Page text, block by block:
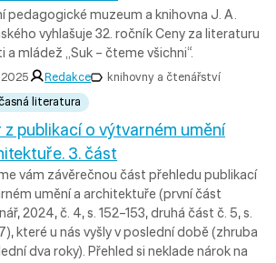
pedagogické muzeum a knihovna J. A.
vyhlašuje 32. ročník Ceny za literaturu
a mládež „Suk – čteme všichni“.
2025 Redakce
knihovny a čtenářství
literatura
z publikací o výtvarném umění
3. část
vám závěrečnou část přehledu publikací
umění a architektuře (první část
2024, č. 4, s. 152–153, druhá část č. 5, s.
které u nás vyšly v poslední době (zhruba
dva roky). Přehled si neklade nárok na